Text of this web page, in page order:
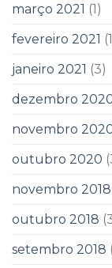
março 2021 (1)
fevereiro 2021
janeiro 2021 (3)
dezembro
novembro
outubro 2020
novembro 2018
outubro 2018
setembro 2018